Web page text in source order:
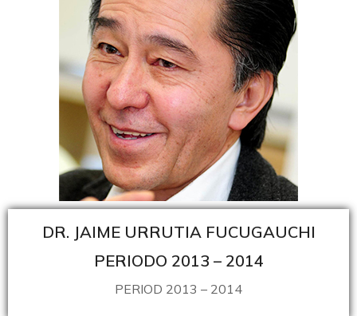
DR. JAIME URRUTIA FUCUGAUCHI
PERIODO 2013 – 2014
PERIOD 2013 – 2014